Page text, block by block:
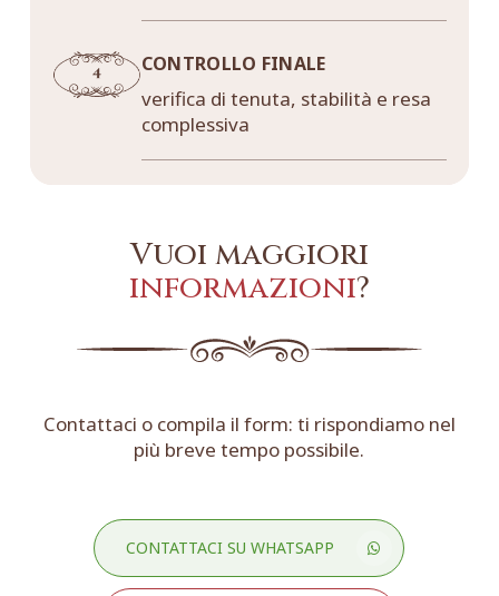
CONTROLLO FINALE
verifica di tenuta, stabilità e resa
complessiva
Vuoi maggiori
informazioni?
Contattaci o compila il form: ti rispondiamo nel
più breve tempo possibile.
CONTATTACI SU WHATSAPP